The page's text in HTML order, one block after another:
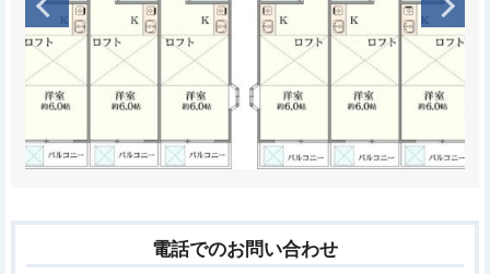
電話でのお問い合わせ